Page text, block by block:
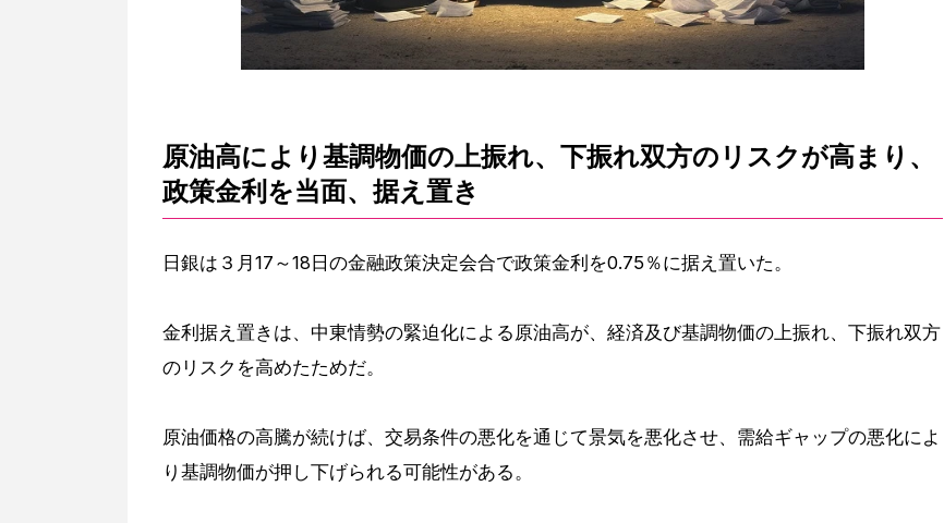
原油高により基調物価の上振れ、下振れ双方のリスクが高まり、
政策金利を当面、据え置き
日銀は３月17～18日の金融政策決定会合で政策金利を0.75％に据え置いた。
金利据え置きは、中東情勢の緊迫化による原油高が、経済及び基調物価の上振れ、下振れ双方
のリスクを高めたためだ。
原油価格の高騰が続けば、交易条件の悪化を通じて景気を悪化させ、需給ギャップの悪化によ
り基調物価が押し下げられる可能性がある。